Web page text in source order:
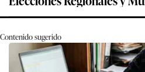
Contenido sugerido